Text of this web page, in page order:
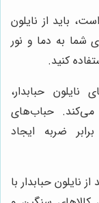
باید از نایلون
شما به دما و نور
کنید.
نایلون حبابدار،
حباب‌های
ضربه ایجاد
نایلون حبابدار با